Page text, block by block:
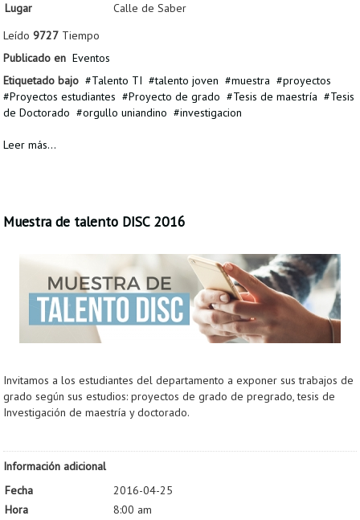
Lugar
Calle de Saber
Leído 9727 Tiempo
Publicado en Eventos
Etiquetado bajo
Talento TI talento joven muestra
proyectos
Proyectos estudiantes
Proyecto de grado Tesis de maestría
Tesis
de Doctorado
orgullo uniandino investigacion
Leer más...
Muestra de talento DISC 2016
Invitamos a los estudiantes del departamento a exponer sus trabajos de
grado según sus estudios: proyectos de grado de pregrado, tesis de
Investigación de maestría y doctorado.
Información adicional
Fecha
2016-04-25
Hora
8:00 am